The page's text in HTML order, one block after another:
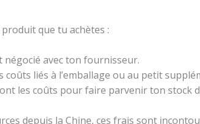
que tu achètes :
négocié avec ton fournisseur.
coûts liés à l’emballage ou au petit
les coûts pour faire parvenir ton stock
depuis la Chine, ces frais sont